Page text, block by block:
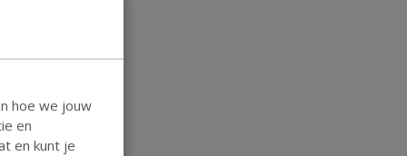
hoe we jouw
en
en kunt je